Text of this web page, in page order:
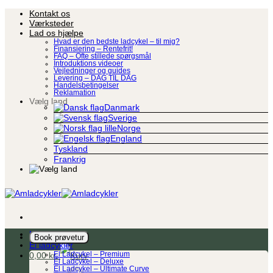
Fortsæt
indhold
Kontakt os
Værksteder
Lad os hjælpe
Hvad er den bedste ladcykel – til mig?
Finansiering – Rentefrit!
FAQ – Ofte stillede spørgsmål
Introduktions videoer
Vejledninger og guides
Levering – DAG TIL DAG
Handelsbetingelser
Reklamation
Vælg land
Danmark
Sverige
Norge
England
Tyskland
Frankrig
Book prøvetur
0,00kr.
Ladcykel
El ladcykler
El Ladcykel – Premium
El Ladcykel – Deluxe
El Ladcykel – Ultimate Curve